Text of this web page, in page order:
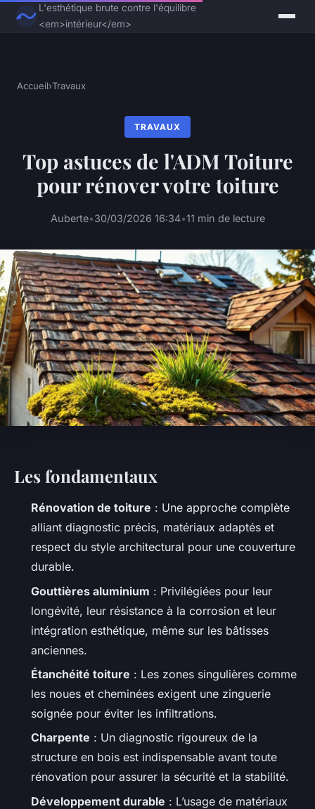
L'esthétique brute contre l'équilibre
<em>intérieur</em>
Accueil›Travaux
TRAVAUX
Top astuces de l'ADM Toiture
pour rénover votre toiture
Auberte•30/03/2026 16:34•11 min de lecture
Les fondamentaux
Rénovation de toiture : Une approche complète
alliant diagnostic précis, matériaux adaptés et
respect du style architectural pour une couverture
durable.
Gouttières aluminium : Privilégiées pour leur
longévité, leur résistance à la corrosion et leur
intégration esthétique, même sur les bâtisses
anciennes.
Étanchéité toiture : Les zones singulières comme
les noues et cheminées exigent une zinguerie
soignée pour éviter les infiltrations.
Charpente : Un diagnostic rigoureux de la
structure en bois est indispensable avant toute
rénovation pour assurer la sécurité et la stabilité.
Développement durable : L’usage de matériaux